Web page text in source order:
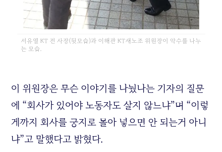
서유열 KT 전 사장(뒷모습)과 이해관 KT새노조 위원장이 악수를 나누
는 모습.
이 위원장은 무슨 이야기를 나눴나는 기자의 질문
에 “회사가 있어야 노동자도 살지 않느냐”며 “이렇
게까지 회사를 궁지로 몰아 넣으면 안 되는거 아니
냐”고 말했다고 밝혔다.